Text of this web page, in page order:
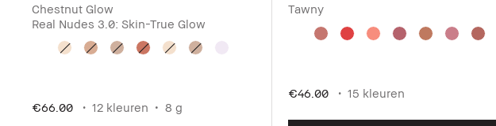
Chestnut Glow
Real Nudes 3.0: Skin-True Glow
€66.00 12 kleuren 8 g
Tawny
€46.00 15 kleuren